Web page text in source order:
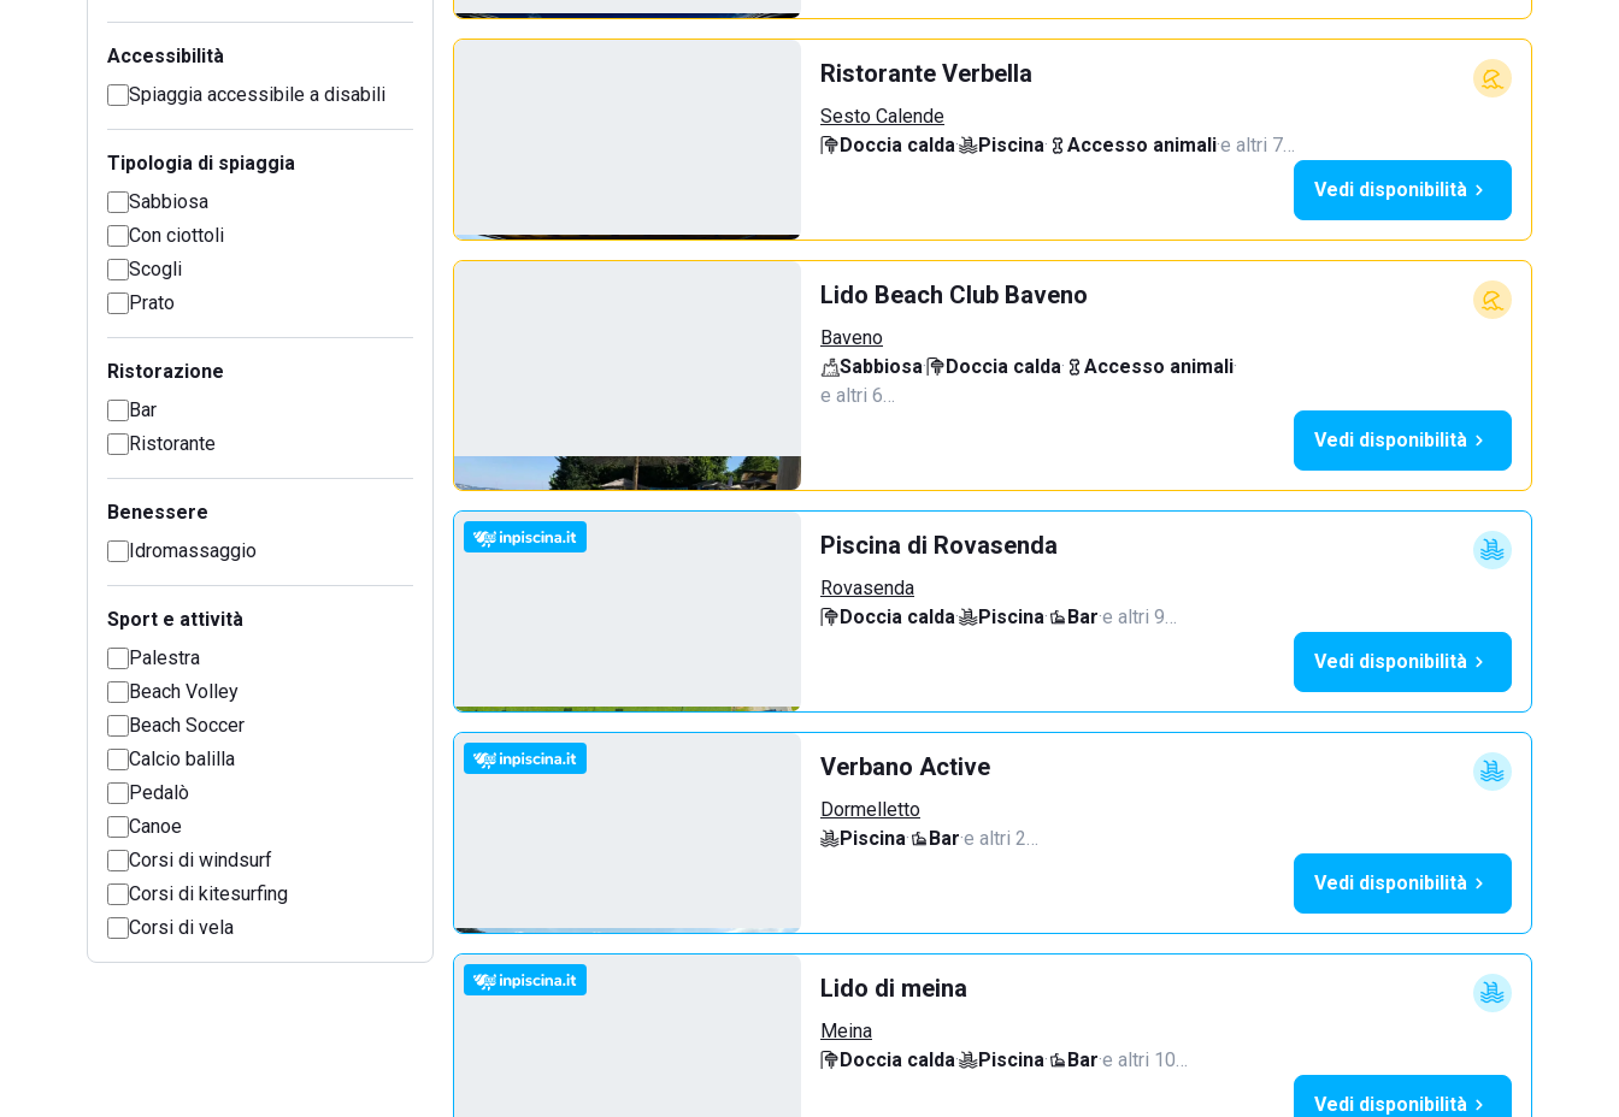
Accessibilità
Spiaggia accessibile a disabili
Tipologia di spiaggia
Sabbiosa
Con ciottoli
Scogli
Prato
Ristorazione
Bar
Ristorante
Benessere
Idromassaggio
Sport e attività
Palestra
Beach Volley
Beach Soccer
Calcio balilla
Pedalò
Canoe
Corsi di windsurf
Corsi di kitesurfing
Corsi di vela
Ristorante Verbella
Sesto Calende
Doccia calda· Piscina· Accesso animali·e altri 7…
Vedi disponibilità
Lido Beach Club Baveno
Baveno
Sabbiosa· Doccia calda· Accesso animali·
e altri 6…
Vedi disponibilità
Piscina di Rovasenda
Rovasenda
Doccia calda· Piscina· Bar·e altri 9…
Vedi disponibilità
Verbano Active
Dormelletto
Piscina· Bar·e altri 2…
Vedi disponibilità
Lido di meina
Meina
Doccia calda· Piscina· Bar·e altri 10…
Vedi disponibilità